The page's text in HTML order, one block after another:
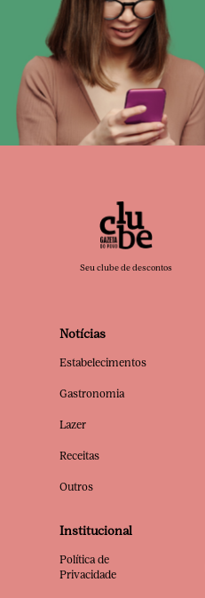
Seu clube de descontos
Notícias
Estabelecimentos
Gastronomia
Lazer
Receitas
Outros
Institucional
Política de
Privacidade